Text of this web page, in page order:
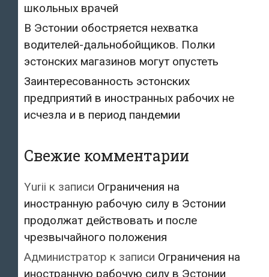
школьных врачей
В Эстонии обостряется нехватка
водителей-дальнобойщиков. Полки
эстонских магазинов могут опустеть
Заинтересованность эстонских
предприятий в иностранных рабочих не
исчезла и в период пандемии
Свежие комментарии
Yurii к записи Ограничения на
иностранную рабочую силу в Эстонии
продолжат действовать и после
чрезвычайного положения
Администратор к записи Ограничения на
иностранную рабочую силу в Эстонии